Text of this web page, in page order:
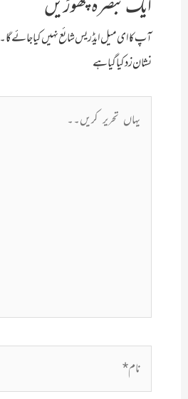
ایک تبصرہ چھوڑیں
آپ کا ای میل ایڈریس شائع نہیں کیا جائے گا۔
نشان زد کیا گیا ہے
تحریر